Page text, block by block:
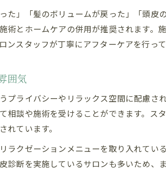
石川県で受けられるヒト幹細胞
女性薄毛対策に最適なヒト幹細
石川県で選ばれる薄毛・育毛サロンの
ヒト幹細胞導入サロンが支持さ
石川県の薄毛サロン口コミ評価
予約しやすい石川県の薄毛育毛サ
た」「髪のボリュームが戻った」「頭
術とホームケアの併用が推奨されます。
スタッフが丁寧にアフターケアを行って
囲気
ライバシーやリラックス空間に配慮さ
相談や施術を受けることができます。ス
ています。
ラクゼーションメニューを取り入れてい
断を実施しているサロンも多いため、